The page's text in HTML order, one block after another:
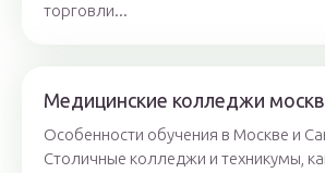
торговли...
Медицинские колледжи
Особенности обучения в Москве и
Столичные колледжи и техникумы,